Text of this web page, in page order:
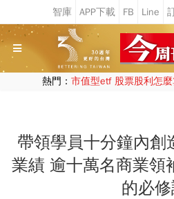
熱門： 市值型etf 股票股利怎
帶領學員十分鐘內創
業績 逾十萬名商業領
的必